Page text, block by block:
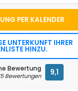
PER KALENDER
UNTERKUNFT IHRER
HINZU.
Bewertung
Bewertungen 9,1